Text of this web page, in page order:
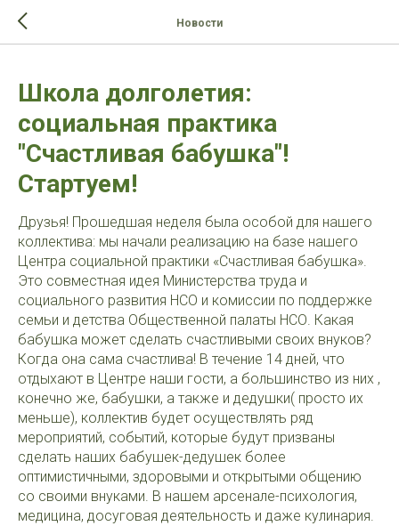
Новости
Школа долголетия:
социальная практика
"Счастливая бабушка"!
Стартуем!
Друзья! Прошедшая неделя была особой для нашего
коллектива: мы начали реализацию на базе нашего
Центра социальной практики «Счастливая бабушка».
Это совместная идея Министерства труда и
социального развития НСО и комиссии по поддержке
семьи и детства Общественной палаты НСО. Какая
бабушка может сделать счастливыми своих внуков?
Когда она сама счастлива! В течение 14 дней, что
отдыхают в Центре наши гости, а большинство из них ,
конечно же, бабушки, а также и дедушки( просто их
меньше), коллектив будет осуществлять ряд
мероприятий, событий, которые будут призваны
сделать наших бабушек-дедушек более
оптимистичными, здоровыми и открытыми общению
со своими внуками. В нашем арсенале-психология,
медицина, досуговая деятельность и даже кулинария.